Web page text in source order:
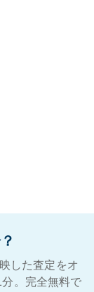
した査定をオ
。完全無料で